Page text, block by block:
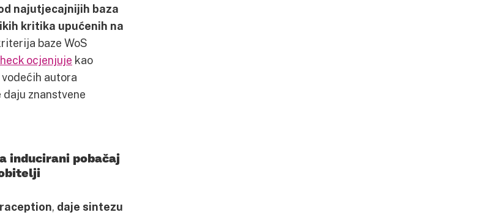
najutjecajnijih baza
kritika upućenih na
baze WoS
ocjenjuje kao
vodećih autora
daju znanstvene
inducirani pobačaj
, daje sintezu